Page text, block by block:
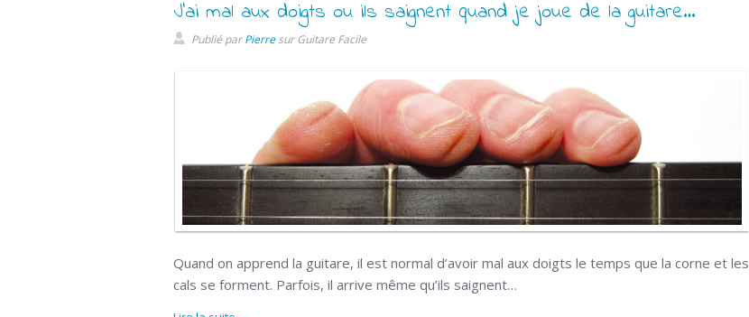
J’ai mal aux doigts ou ils saignent quand je joue de la guitare…
Publié parPierresurGuitare Facile
Quand on apprend la guitare, il est normal d’avoir mal aux doigts le temps que la corne et les
cals se forment. Parfois, il arrive même qu’ils saignent…